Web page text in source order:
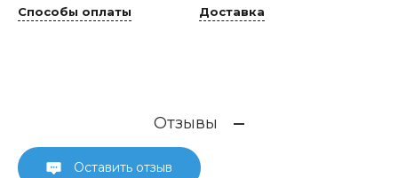
Способы оплаты Доставка
Отзывы
Оставить отзыв